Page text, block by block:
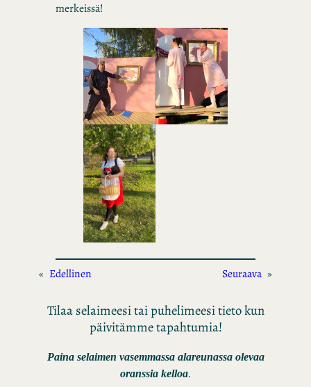
merkeissä!
« Edellinen Seuraava »
Tilaa selaimeesi tai puhelimeesi tieto kun
päivitämme tapahtumia!
Paina selaimen vasemmassa alareunassa olevaa
oranssia kelloa.